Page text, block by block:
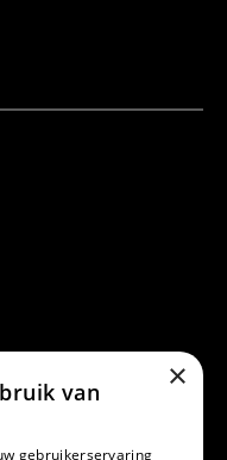
×
van
gebruikerservaring